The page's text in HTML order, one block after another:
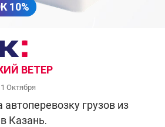
10%
ВЕТЕР
Октября
автоперевозку грузов из
Казань.